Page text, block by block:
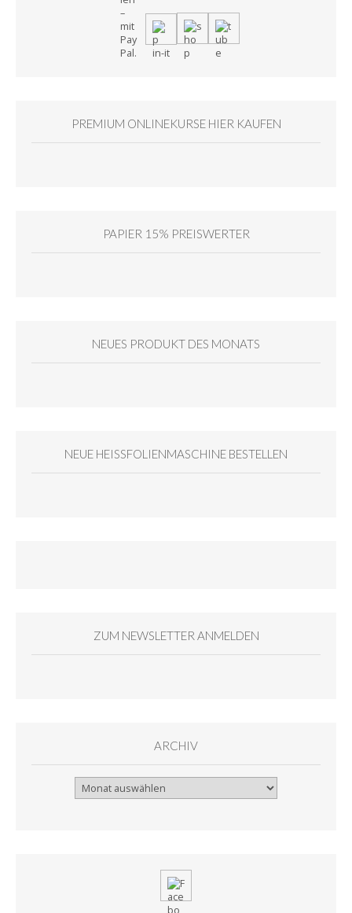
PREMIUM ONLINEKURSE HIER KAUFEN
PAPIER 15% PREISWERTER
NEUES PRODUKT DES MONATS
NEUE HEISSFOLIENMASCHINE BESTELLEN
ZUM NEWSLETTER ANMELDEN
ARCHIV
Archiv